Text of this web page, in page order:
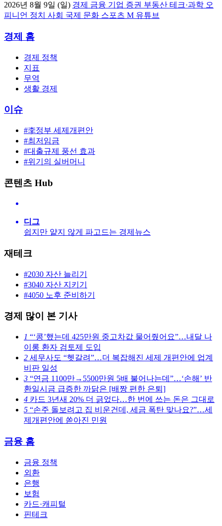
2026년 8월 9일 (일) 경제 금융 기업 증권 부동산 테크·과학 오
피니언 정치 사회 국제 문화 스포츠 M 유튜브
경제 홈
경제 정책
지표
무역
생활 경제
이슈
#李정부 세제개편안
#최저임금
#대출규제 풍선 효과
#위기의 실버머니
콘텐츠 Hub
디그
쉽지만 얕지 않게 파고드는 경제뉴스
재테크
#2030 자산 늘리기
#3040 자산 지키기
#4050 노후 준비하기
경제 많이 본 기사
1 “‘콩’했는데 425만원 중고차값 물어줬어요”…내달 나
이롱 환자 검토제 도입
2 세무사도 “헷갈려”…더 복잡해진 세제 개편안에 업계
비판 일성
3 “연금 1100만→5500만원 5배 불어나는데”…‘손해’ 반
환일시금 급증한 까닭은 [배짱 편한 은퇴]
4 카드 3년새 20% 더 긁었다…한 번에 쓰는 돈은 그대로
5 “손주 돌보려고 집 비운건데, 세금 폭탄 맞나요?”…세
제개편안에 쏟아진 민원
금융 홈
금융 정책
외환
은행
보험
카드·캐피털
핀테크